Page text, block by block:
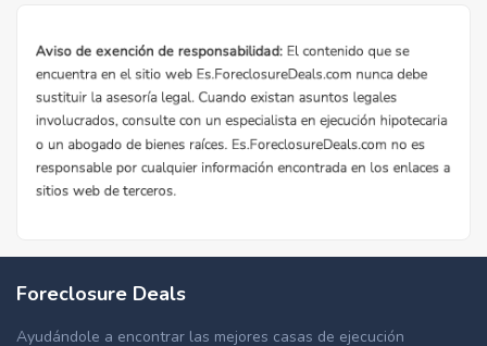
Foreclosure Deals
Ayudándole a encontrar las mejores casas de ejecución